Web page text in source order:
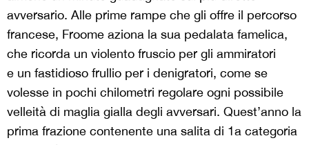
avversario. Alle prime rampe che gli offre il percorso
francese, Froome aziona la sua pedalata famelica,
che ricorda un violento fruscio per gli ammiratori
e un fastidioso frullio per i denigratori, come se
volesse in pochi chilometri regolare ogni possibile
velleità di maglia gialla degli avversari. Quest’anno la
prima frazione contenente una salita di 1a categoria